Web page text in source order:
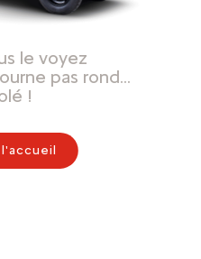
le voyez
pas rond…
!